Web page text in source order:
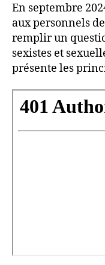
En septembre
aux personnels
remplir un
sexistes et
présente les